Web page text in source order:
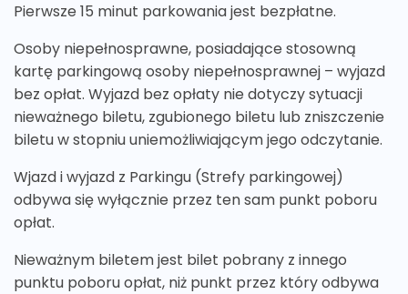
Pierwsze 15 minut parkowania jest bezpłatne.
Osoby niepełnosprawne, posiadające stosowną
kartę parkingową osoby niepełnosprawnej – wyjazd
bez opłat. Wyjazd bez opłaty nie dotyczy sytuacji
nieważnego biletu, zgubionego biletu lub zniszczenie
biletu w stopniu uniemożliwiającym jego odczytanie.
Wjazd i wyjazd z Parkingu (Strefy parkingowej)
odbywa się wyłącznie przez ten sam punkt poboru
opłat.
Nieważnym biletem jest bilet pobrany z innego
punktu poboru opłat, niż punkt przez który odbywa